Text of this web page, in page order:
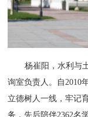
杨崔阳，水利与
询室负责人。自2010
立德树人一线，牢记
务，先后陪伴2362名